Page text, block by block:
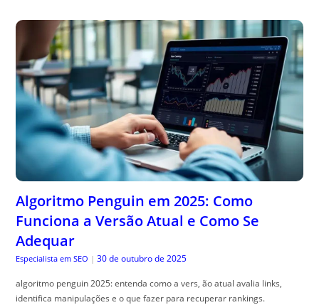
Algoritmo Penguin em 2025: Como
Funciona a Versão Atual e Como Se
Adequar
Especialista em SEO | 30 de outubro de 2025
algoritmo penguin 2025: entenda como a vers, ão atual avalia links,
identifica manipulações e o que fazer para recuperar rankings.